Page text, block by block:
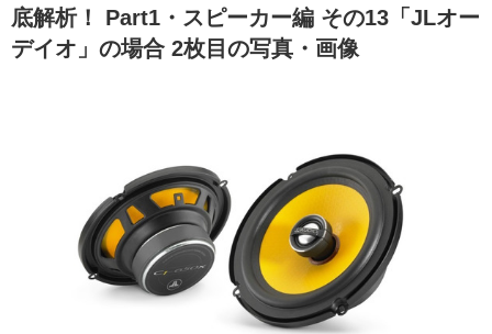
カーオーディオニュース デモカー製作記
その他
カスタマイズニュース
カーグッズ特集記事 カーグッズ新製品情報
カーグッズニュース
自動車
底解析！ Part1・スピーカー編 その13「JLオー
デイオ」の場合 2枚目の写真・画像